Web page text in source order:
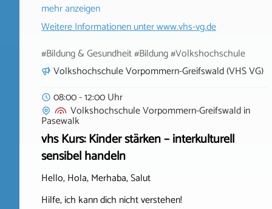
mehr anzeigen
Weitere Informationen unterwww.vhs-vg.de
#Bildung & Gesundheit #Bildung #Volkshochschule
Volkshochschule Vorpommern-Greifswald (VHS VG)
08:00 - 12:00 Uhr
Volkshochschule Vorpommern-Greifswaldin
Pasewalk
vhs Kurs: Kinder stärken – interkulturell
sensibel handeln
Hello, Hola, Merhaba, Salut
Hilfe, ich kann dich nicht verstehen!